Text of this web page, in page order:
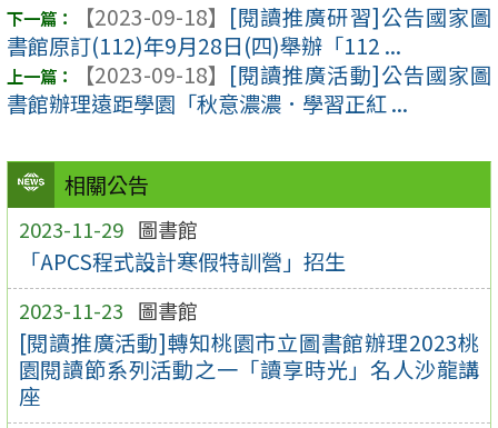
相關公告
2023-11-29 圖書館
「APCS程式設計寒假特訓營」招生
2023-11-23 圖書館
[閱讀推廣活動]轉知桃園市立圖書館辦理2023桃
園閱讀節系列活動之一「讀享時光」名人沙龍講
座
【2023-09-18】 [閱讀推廣研習]公告國家圖
書館原訂(112)年9月28日(四)舉辦「112 ...
【2023-09-18】 [閱讀推廣活動]公告國家圖
書館辦理遠距學園「秋意濃濃．學習正紅 ...